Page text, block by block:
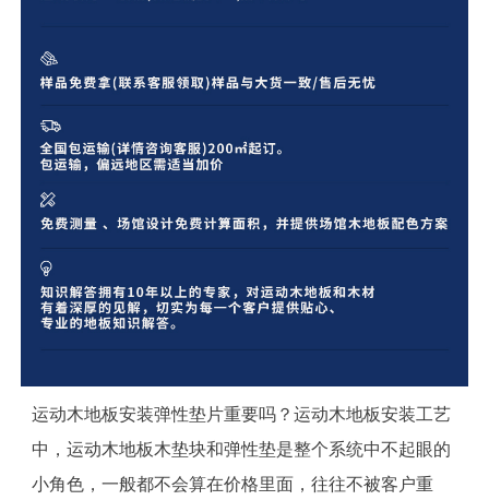
运动木地板安装弹性垫片重要吗？运动木地板安装工艺
中，运动木地板木垫块和弹性垫是整个系统中不起眼的
小角色，一般都不会算在价格里面，往往不被客户重